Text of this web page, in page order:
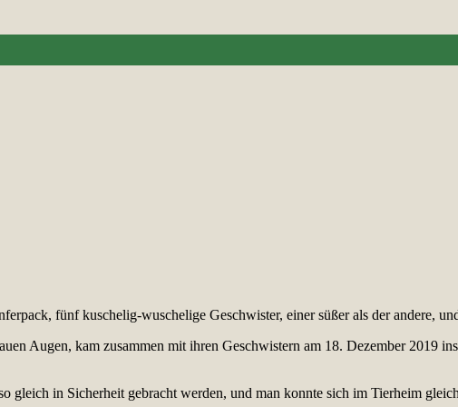
fünf kuschelig-wuschelige Geschwister, einer süßer als der andere,
Augen, kam zusammen mit ihren Geschwistern am 18. Dezember 2019
gleich in Sicherheit gebracht werden, und man konnte sich im Tierheim